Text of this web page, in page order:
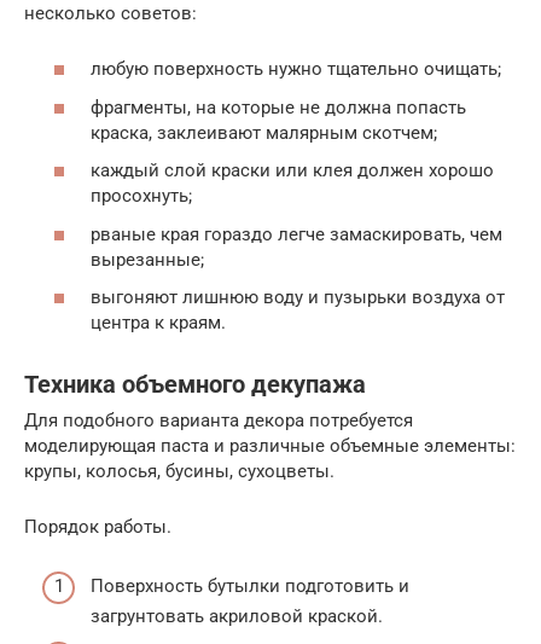
несколько советов:
любую поверхность нужно тщательно очищать;
фрагменты, на которые не должна попасть
краска, заклеивают малярным скотчем;
каждый слой краски или клея должен хорошо
просохнуть;
рваные края гораздо легче замаскировать, чем
вырезанные;
выгоняют лишнюю воду и пузырьки воздуха от
центра к краям.
Техника объемного декупажа
Для подобного варианта декора потребуется
моделирующая паста и различные объемные элементы:
крупы, колосья, бусины, сухоцветы.
Порядок работы.
Поверхность бутылки подготовить и
загрунтовать акриловой краской.